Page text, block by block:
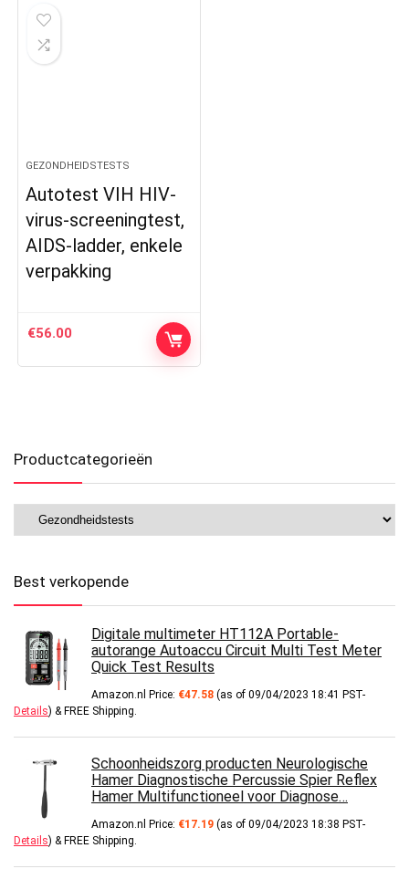
GEZONDHEIDSTESTS
Autotest VIH HIV-
virus-screeningtest,
AIDS-ladder, enkele
verpakking
€56.00
Productcategorieën
Best verkopende
Digitale multimeter HT112A Portable-
autorange Autoaccu Circuit Multi Test Meter
Quick Test Results
Amazon.nl Price: €47.58 (as of 09/04/2023 18:41 PST-
Details) & FREE Shipping
Schoonheidszorg producten Neurologische
Hamer Diagnostische Percussie Spier Reflex
Hamer Multifunctioneel voor Diagnose…
Amazon.nl Price: €17.19 (as of 09/04/2023 18:38 PST-
Details) & FREE Shipping